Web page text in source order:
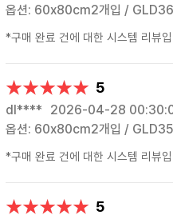
옵션: 60x80cm2개입 /
*구매 완료 건에 대한 시스템 리뷰
★★★★★
★★★★★ 5
dl**** 2026-04-28
옵션: 60x80cm2개입 /
*구매 완료 건에 대한 시스템 리뷰
★★★★★
★★★★★ 5